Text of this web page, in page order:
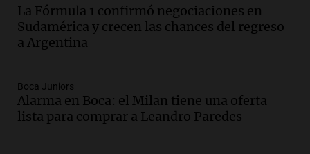
Audio.Gabriela Irrazábal: “Un 35,5% de
la población del país fue a templos a
buscar ayuda el último año”
Episodios
Audio."Algo pasó al aterrizar": dudas
sobre la muerte del kitesurfista en
La Fórmula 1 confirmó negociaciones en
Sudamérica y crecen las chances del regreso
a Argentina
Boca Juniors
Alarma en Boca: el Milan tiene una oferta
lista para comprar a Leandro Paredes